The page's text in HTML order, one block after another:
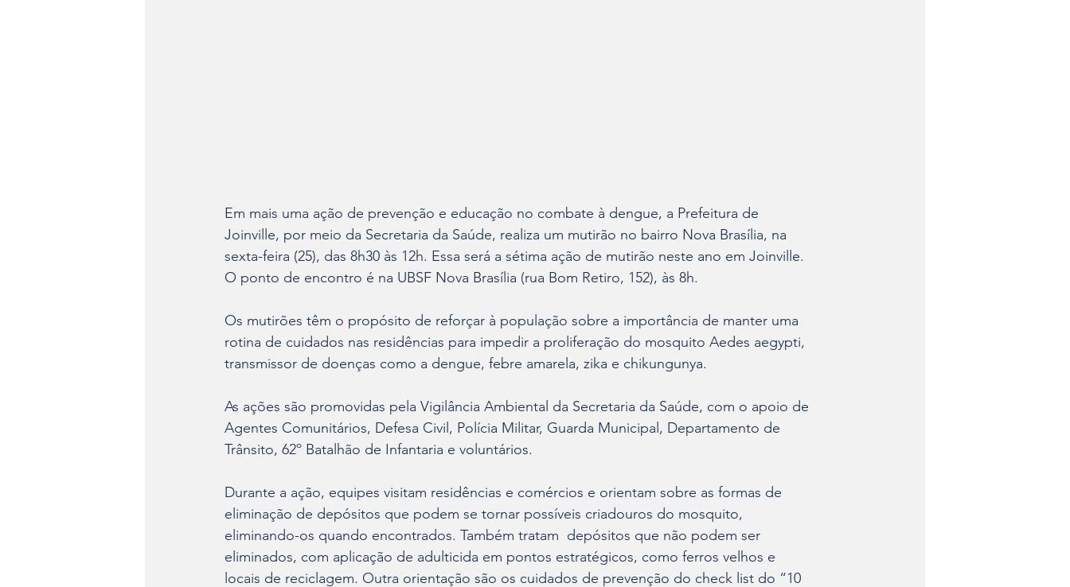
Em mais uma ação de prevenção e educação no combate à dengue, a Prefeitura de
Joinville, por meio da Secretaria da Saúde, realiza um mutirão no bairro Nova Brasília, na
sexta-feira (25), das 8h30 às 12h. Essa será a sétima ação de mutirão neste ano em Joinville.
O ponto de encontro é na UBSF Nova Brasília (rua Bom Retiro, 152), às 8h.
Os mutirões têm o propósito de reforçar à população sobre a importância de manter uma
rotina de cuidados nas residências para impedir a proliferação do mosquito Aedes aegypti,
transmissor de doenças como a dengue, febre amarela, zika e chikungunya.
As ações são promovidas pela Vigilância Ambiental da Secretaria da Saúde, com o apoio de
Agentes Comunitários, Defesa Civil, Polícia Militar, Guarda Municipal, Departamento de
Trânsito, 62º Batalhão de Infantaria e voluntários.
Durante a ação, equipes visitam residências e comércios e orientam sobre as formas de
eliminação de depósitos que podem se tornar possíveis criadouros do mosquito,
eliminando-os quando encontrados. Também tratam  depósitos que não podem ser
eliminados, com aplicação de adulticida em pontos estratégicos, como ferros velhos e
locais de reciclagem. Outra orientação são os cuidados de prevenção do check list do “10